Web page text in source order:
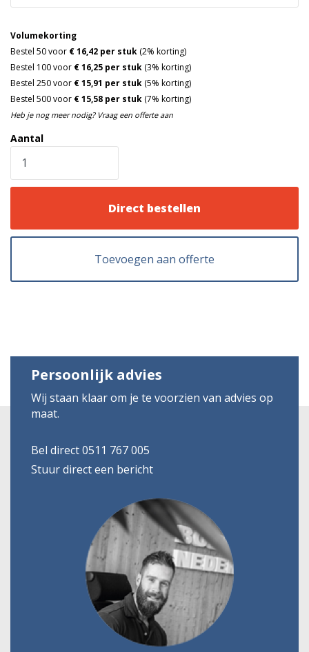
Aantal
Volumekorting
Bestel 50 voor € 16,42 per stuk (2% korting)
Bestel 100 voor € 16,25 per stuk (3% korting)
Bestel 250 voor € 15,91 per stuk (5% korting)
Bestel 500 voor € 15,58 per stuk (7% korting)
Heb je nog meer nodig? Vraag een offerte aan
Direct bestellen
Toevoegen aan offerte
Persoonlijk advies
Wij staan klaar om je te voorzien van advies op
maat.
Bel direct 0511 767 005
Stuur direct een bericht